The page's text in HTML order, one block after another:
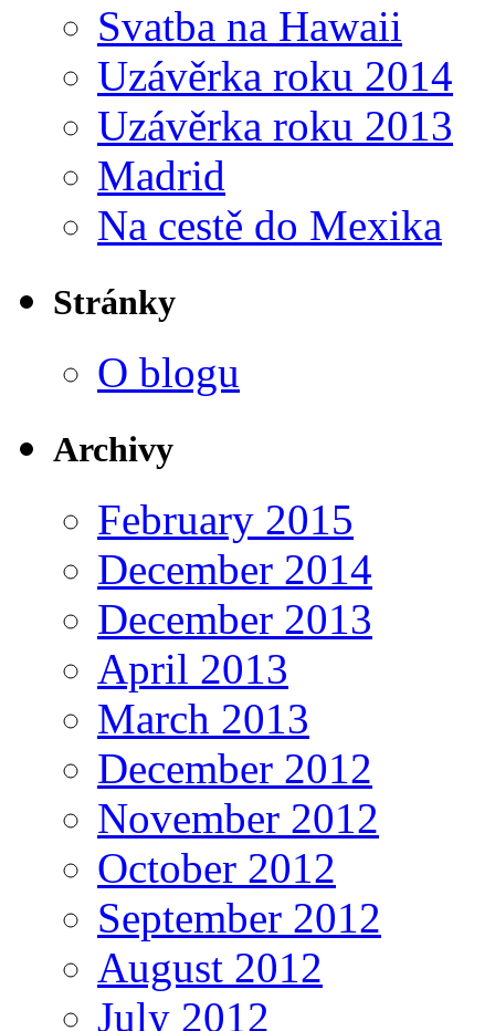
Svatba na Hawaii
Uzávěrka roku 2014
Uzávěrka roku 2013
Madrid
Na cestě do Mexika
Stránky
O blogu
Archivy
February 2015
December 2014
December 2013
April 2013
March 2013
December 2012
November 2012
October 2012
September 2012
August 2012
July 2012